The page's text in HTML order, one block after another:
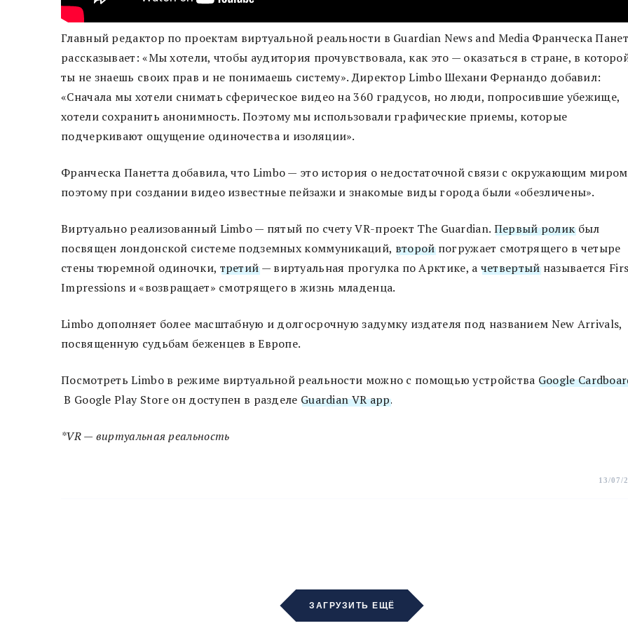
Главный редактор по проектам виртуальной реальности в Guardian News and Media Франческа
рассказывает: «Мы хотели, чтобы аудитория прочувствовала, как это — оказаться в стране, в
ты не знаешь своих прав и не понимаешь систему». Директор Limbo Шехани Фернандо добавил:
«Сначала мы хотели снимать сферическое видео на 360 градусов, но люди, попросившие убежище,
хотели сохранить анонимность. Поэтому мы использовали графические приемы, которые
подчеркивают ощущение одиночества и изоляции».
Франческа Панетта добавила, что Limbo — это история о недостаточной связи с окружающим
поэтому при создании видео известные пейзажи и знакомые виды города были «обезличены».
Виртуально реализованный Limbo — пятый по счету VR-проект The Guardian. Первый роликбыл
посвящен лондонской системе подземных коммуникаций, второйпогружает смотрящего в четыре
стены тюремной одиночки, третий— виртуальная прогулка по Арктике, а четвертыйназывается
Impressions и «возвращает» смотрящего в жизнь младенца.
Limbo дополняет более масштабную и долгосрочную задумку издателя под названием New Arrivals,
посвященную судьбам беженцев в Европе.
Посмотреть Limbo в режиме виртуальной реальности можно с помощью устройства Google
В Google Play Store он доступен в разделе Guardian VR app.
*VR — виртуальная реальность
13/07/
ЗАГРУЗИТЬ ЕЩЁ